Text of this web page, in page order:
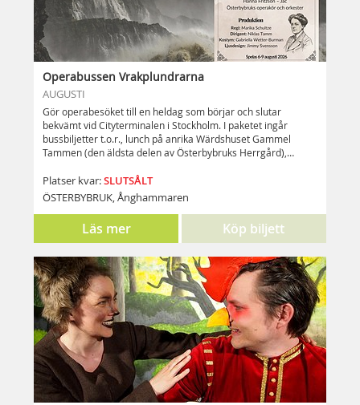
Operabussen Vrakplundrarna
AUGUSTI
Gör operabesöket till en heldag som börjar och slutar
bekvämt vid Cityterminalen i Stockholm. I paketet ingår
bussbiljetter t.o.r., lunch på anrika Wärdshuset Gammel
Tammen (den äldsta delen av Österbybruks Herrgård),
omtalade Bruno Liljefors-utställning samt
föreställningsbiljetter till Vrakplundrarna.
Platser kvar:SLUTSÅLT
ÖSTERBYBRUK, Ånghammaren
Läs mer Köp biljett